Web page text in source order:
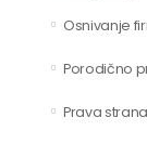
Osnivanje
Porodično
Prava